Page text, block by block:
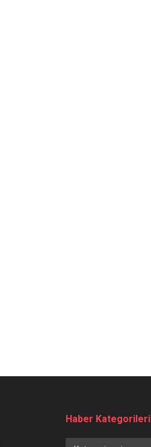
Haber Kategorileri
Haber